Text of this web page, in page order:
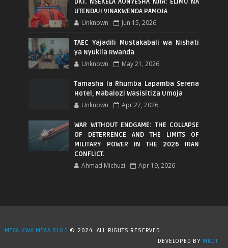
UTENDAJI VINAKWENDA PAMOJA
Unknown Jun 15, 2026
TAEC Yajadili Mustakabali wa Nishati
ya Nyuklia Rwanda
Unknown May 21, 2026
Tamasha la Rhumba Lapamba Serena
Hotel, Mabalozi Wasisitiza Umoja
Unknown Apr 27, 2026
WAR WITHOUT ENDGAME: THE COLLAPSE
OF DETERRENCE AND THE LIMITS OF
MILITARY POWER IN THE 2026 IRAN
CONFLICT.
Ahmad Michuzi Apr 19, 2026
MTAA KWA MTAA BLOG © 2024. ALL RIGHTS RESERVED.
DEVELOPED BY MKCT